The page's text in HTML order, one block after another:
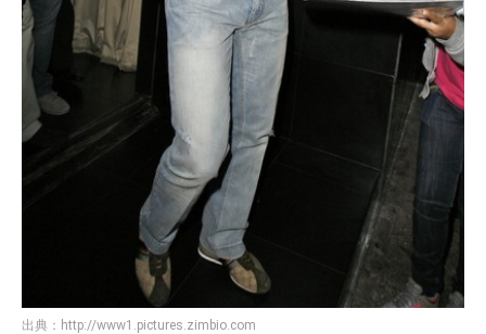
出典： http://www1.pictures.zimbio.com